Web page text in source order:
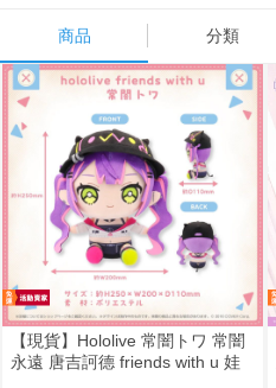
商品 分類
【現貨】Hololive 常闇トワ 常闇
永遠 唐吉訶德 friends with u 娃